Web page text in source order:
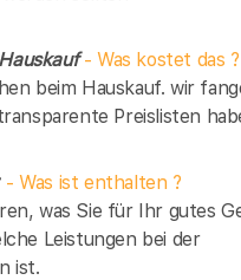
- Was kostet das ?
beim Hauskauf. wir
Preislisten
- Was ist enthalten ?
was Sie für Ihr gutes
Leistungen bei der
ist.